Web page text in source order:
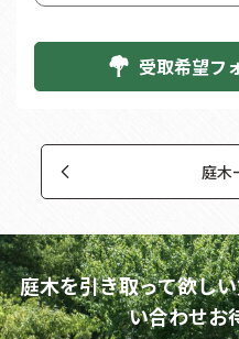
受取希望フ
庭木
庭木を引き取って欲し
い合わせお